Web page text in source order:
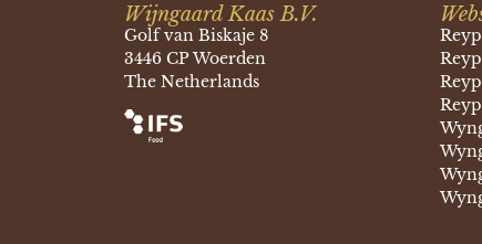
Wijngaard Kaas B.V.
Golf van Biskaje 8
3446 CP Woerden
The Netherlands